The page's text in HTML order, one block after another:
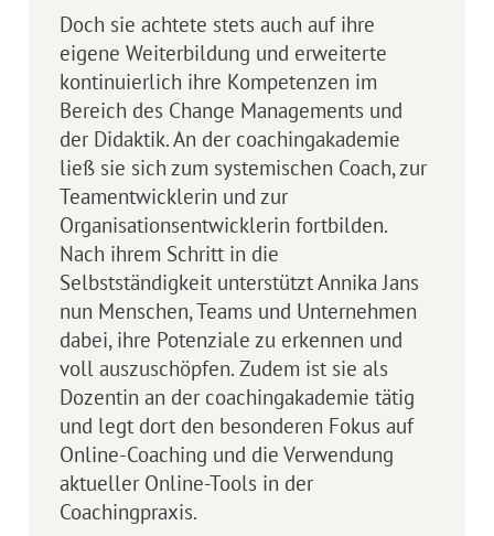
Doch sie achtete stets auch auf ihre
eigene Weiterbildung und erweiterte
kontinuierlich ihre Kompetenzen im
Bereich des Change Managements und
der Didaktik. An der coachingakademie
ließ sie sich zum systemischen Coach, zur
Teamentwicklerin und zur
Organisationsentwicklerin fortbilden.
Nach ihrem Schritt in die
Selbstständigkeit unterstützt Annika Jans
nun Menschen, Teams und Unternehmen
dabei, ihre Potenziale zu erkennen und
voll auszuschöpfen. Zudem ist sie als
Dozentin an der coachingakademie tätig
und legt dort den besonderen Fokus auf
Online-Coaching und die Verwendung
aktueller Online-Tools in der
Coachingpraxis.